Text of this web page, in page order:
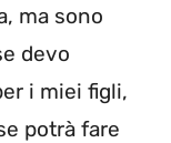
ma sono
devo
i miei figli,
potrà fare